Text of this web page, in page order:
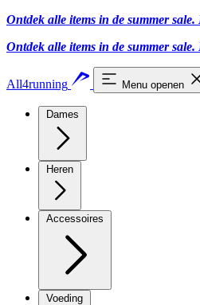
Ontdek alle items in de summer
Ontdek alle items in de summer
All4running Menu openen
Dames
Heren
Accessoires
Voeding